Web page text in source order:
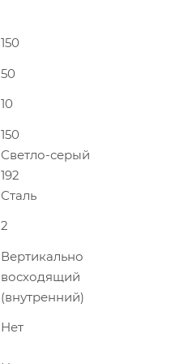
150
50
10
150
Светло-серый
192
Сталь
2
Вертикально
восходящий
(внутренний)
Нет